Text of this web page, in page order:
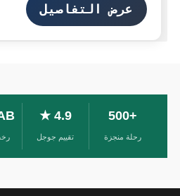
عرض التفاصيل
+500
رحلة منجزة
4.9 ★
تقييم جوجل